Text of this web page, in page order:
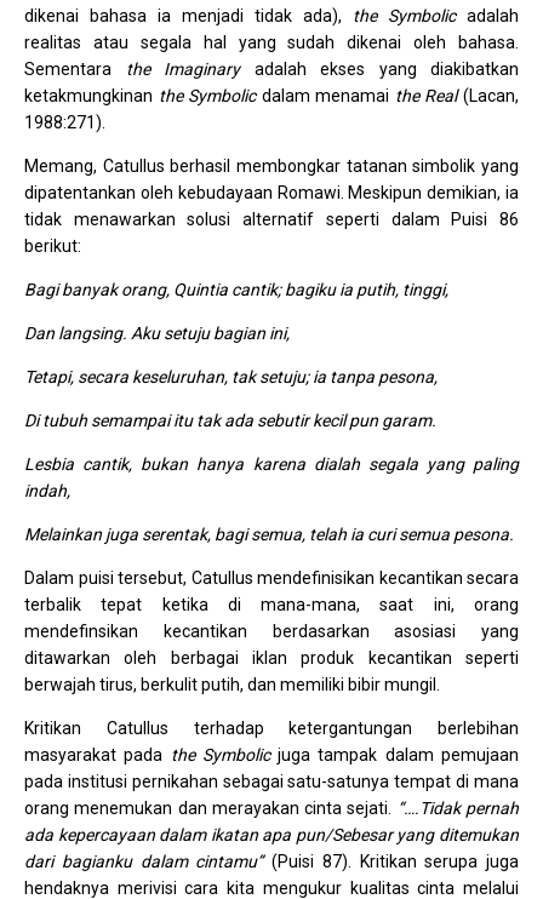
dikenai bahasa ia menjadi tidak ada), the Symbolicadalah
realitas atau segala hal yang sudah dikenai oleh bahasa.
Sementara the Imaginaryadalah ekses yang diakibatkan
ketakmungkinan the Symbolicdalam menamai the Real(Lacan,
1988:271).
Memang, Catullus berhasil membongkar tatanan simbolik yang
dipatentankan oleh kebudayaan Romawi. Meskipun demikian, ia
tidak menawarkan solusi alternatif seperti dalam Puisi 86
berikut:
Bagi banyak orang, Quintia cantik; bagiku ia putih, tinggi,
Dan langsing. Aku setuju bagian ini,
Tetapi, secara keseluruhan, tak setuju; ia tanpa pesona,
Di tubuh semampai itu tak ada sebutir kecil pun garam.
Lesbia cantik, bukan hanya karena dialah segala yang paling
indah,
Melainkan juga serentak, bagi semua, telah ia curi semua pesona.
Dalam puisi tersebut, Catullus mendefinisikan kecantikan secara
terbalik tepat ketika di mana-mana, saat ini, orang
mendefinsikan kecantikan berdasarkan asosiasi yang
ditawarkan oleh berbagai iklan produk kecantikan seperti
berwajah tirus, berkulit putih, dan memiliki bibir mungil.
Kritikan Catullus terhadap ketergantungan berlebihan
masyarakat pada the Symbolicjuga tampak dalam pemujaan
pada institusi pernikahan sebagai satu-satunya tempat di mana
orang menemukan dan merayakan cinta sejati.
“….Tidak pernah
ada kepercayaan dalam ikatan apa pun/Sebesar yang ditemukan
dari bagianku dalam cintamu” (Puisi 87). Kritikan serupa juga
hendaknya merivisi cara kita mengukur kualitas cinta melalui